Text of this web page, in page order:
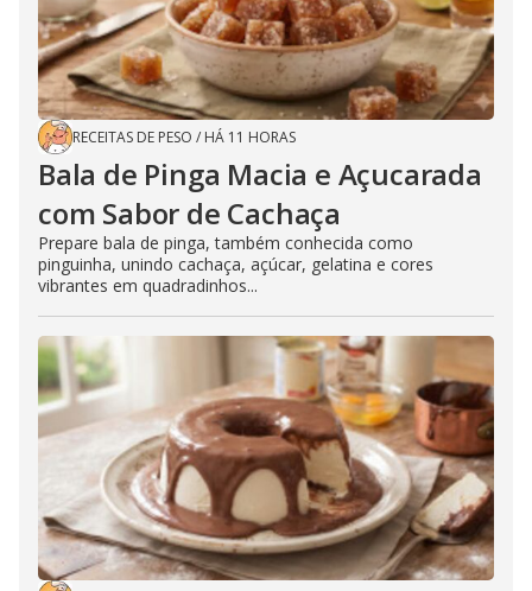
RECEITAS DE PESO / HÁ 11 HORAS
Bala de Pinga Macia e Açucarada
com Sabor de Cachaça
Prepare bala de pinga, também conhecida como
pinguinha, unindo cachaça, açúcar, gelatina e cores
vibrantes em quadradinhos...